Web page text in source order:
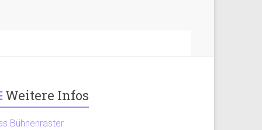
Weitere Infos
Bühnenraster